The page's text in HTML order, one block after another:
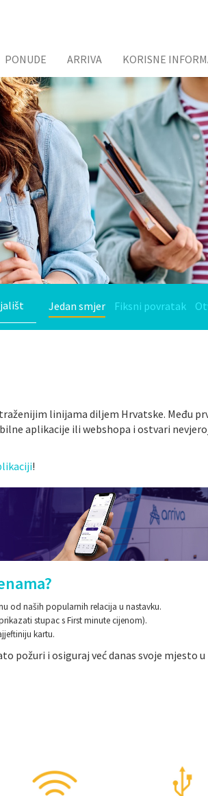
PONUDE ARRIVA KORISNE
Jedan smjer Fiksni povratak
linijama diljem Hrvatske. Među
aplikacije ili webshopa i ostvari
!
od naših popularnih relacija u nastavku.
stupac s First minute cijenom).
kartu.
požuri i osiguraj već danas svoje mjesto u